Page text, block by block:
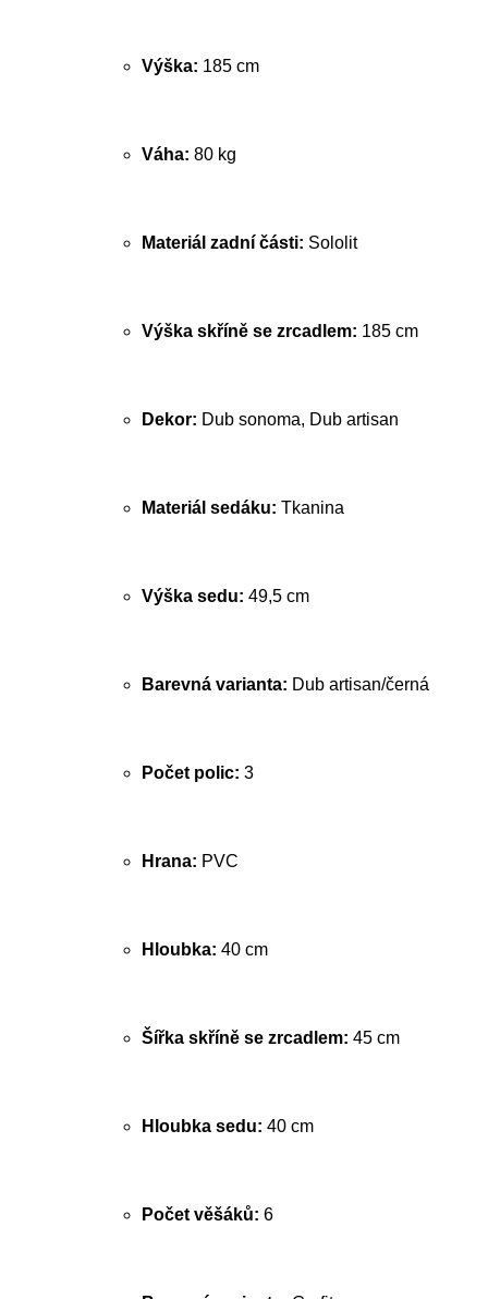
Výška: 185 cm
Váha: 80 kg
Materiál zadní části: Sololit
Výška skříně se zrcadlem: 185 cm
Dekor: Dub sonoma, Dub artisan
Materiál sedáku: Tkanina
Výška sedu: 49,5 cm
Barevná varianta: Dub artisan/černá
Počet polic: 3
Hrana: PVC
Hloubka: 40 cm
Šířka skříně se zrcadlem: 45 cm
Hloubka sedu: 40 cm
Počet věšáků: 6